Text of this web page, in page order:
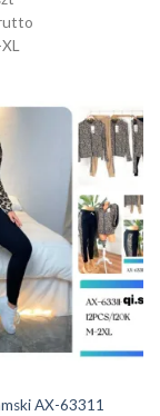
AX-63311